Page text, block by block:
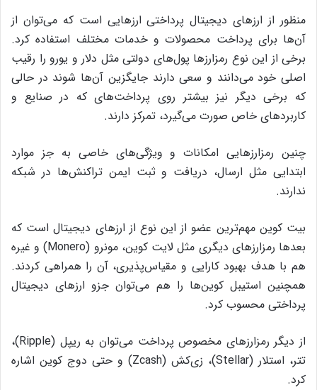
منظور از ارزهای دیجیتال پرداختی ارزهایی است که می‌توان از
آن‌ها برای پرداخت محصولات و خدمات مختلف استفاده کرد.
برخی از این نوع رمزارزها پول‌های دولتی مثل دلار و یورو را رقیب
اصلی خود می‌دانند و سعی دارند جایگزین آن‌ها شوند در حالی
که برخی دیگر نیز بیشتر روی پرداخت‌های که در صنایع و
کاربردهای خاص صورت می‌گیرد، تمرکز دارند.
چنین رمزارزهایی امکانات و ویژگی‌های خاصی به جز موارد
ابتدایی مثل ارسال، دریافت و ثبت ایمن تراکنش‌ها در شبکه
ندارند.
بیت کوین مهم‌ترین عضو از این نوع از ارزهای دیجیتال است که
بعدها رمزارزهای دیگری مثل لایت کوین، مونرو (Monero) و غیره
هم با هدف بهبود کارایی و مقیاس‌پذیری، آن را همراهی کردند.
همچنین استیبل کوین‌ها را هم می‌توان جزو ارزهای دیجیتال
پرداختی محسوب کرد.
از دیگر رمزارزهای مخصوص پرداخت می‌توان به ریپل (Ripple)،
تتر، استلار (Stellar)، زی‌کش (Zcash) و حتی دوج کوین اشاره
کرد.